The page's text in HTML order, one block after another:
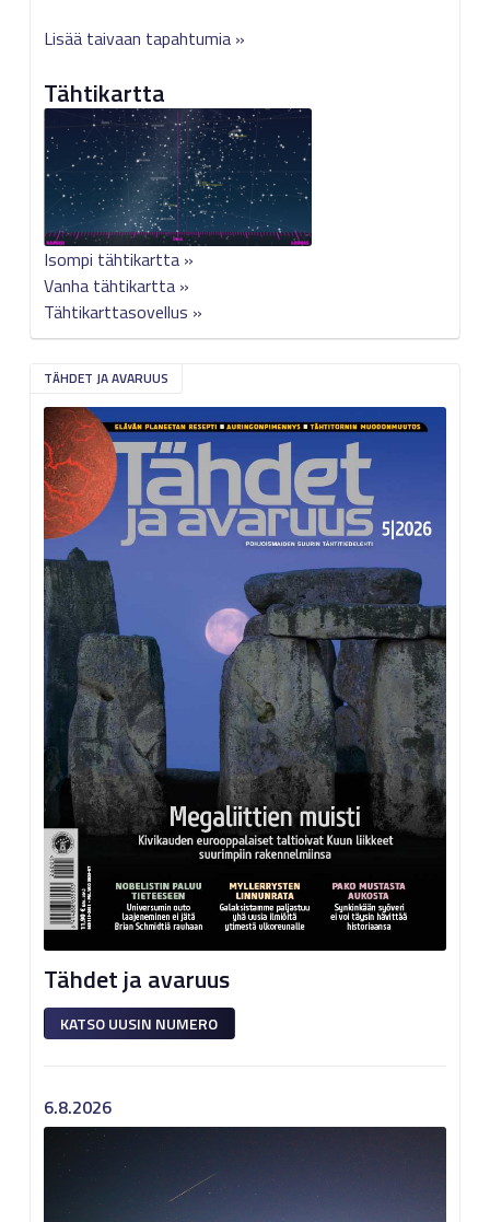
Lisää taivaan tapahtumia »
Tähtikartta
Isompi tähtikartta »
Vanha tähtikartta »
Tähtikarttasovellus »
TÄHDET JA AVARUUS
Tähdet ja avaruus
KATSO UUSIN NUMERO
6.8.2026